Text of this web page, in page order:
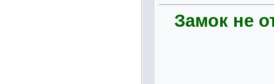
Замок не